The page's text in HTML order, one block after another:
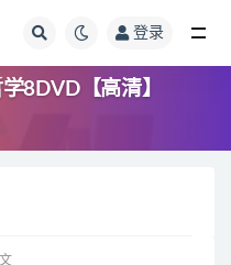
登录
8DVD【高清】